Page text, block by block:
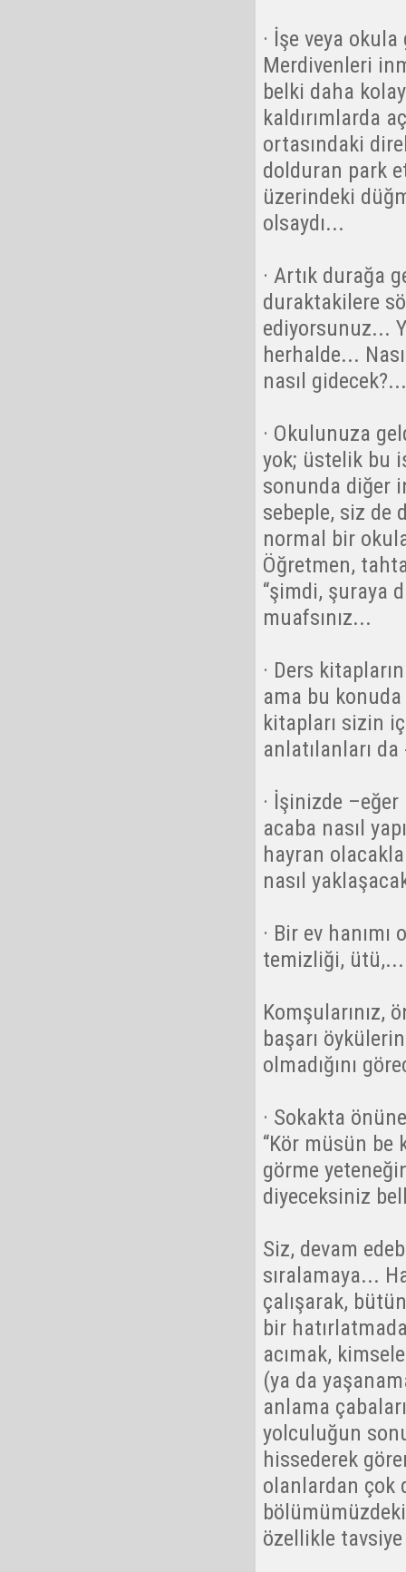
· İşe veya
Merdivenleri
belki daha
kaldırımlarda
ortasındaki
dolduran park
üzerindeki
olsaydı...
· Artık durağa
duraktakilere
ediyorsunuz...
herhalde...
nasıl
· Okulunuza
yok; üstelik bu
sonunda diğer
sebeple, siz de
normal bir
Öğretmen,
“şimdi, şuraya
muafsınız...
· Ders
ama bu konuda
kitapları sizin
anlatılanları
· İşinizde
acaba nasıl
hayran
nasıl
· Bir ev
temizliği, ütü,...
Komşularınız,
başarı
olmadığını
· Sokakta
“Kör müsün be
görme
diyeceksiniz
Siz, devam
sıralamaya...
çalışarak,
bir
acımak,
(ya da
anlama
yolculuğun
hissederek
olanlardan çok
bölümümüzdeki
özellikle